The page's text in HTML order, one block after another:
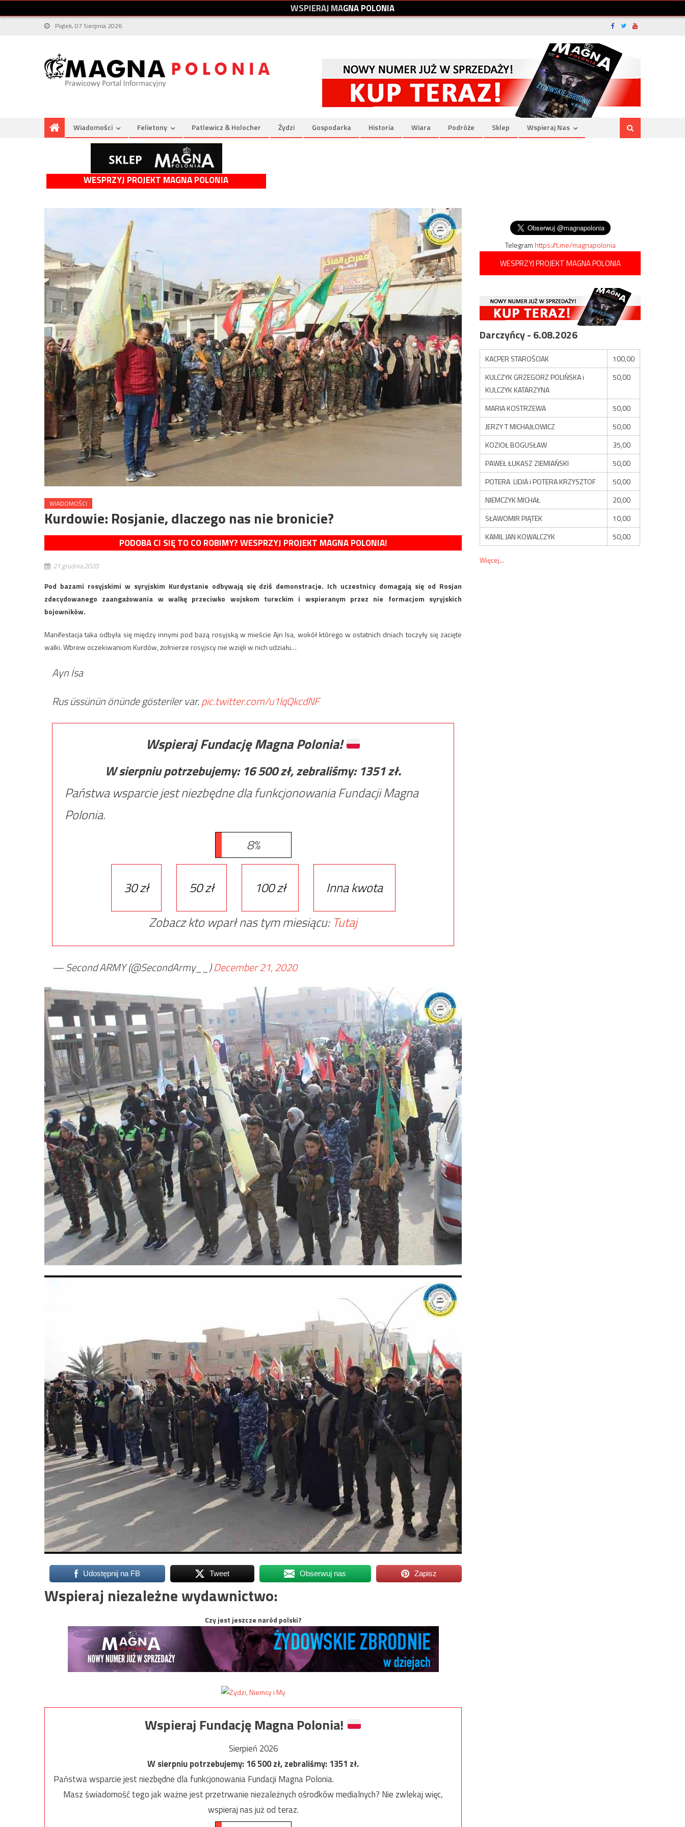
WSPIERAJMAGNAPOLONIA
Piątek, 07 Sierpnia 2026
Wiadomości Felietony Patlewicz & Holocher Żydzi Gospodarka Historia Wiara Podróże Sklep Wspieraj Nas
WESPRZYJ PROJEKT MAGNA POLONIA
WIADOMOŚCI
Kurdowie: Rosjanie, dlaczego nas nie bronicie?
PODOBA CI SIĘ TO CO ROBIMY? WESPRZYJ PROJEKT MAGNA POLONIA!
21 grudnia 2020
Pod bazami rosyjskimi w syryjskim Kurdystanie odbywają się dziś demonstracje. Ich uczestnicy domagają się od Rosjan
zdecydowanego zaangażowania w walkę przeciwko wojskom tureckim i wspieranym przez nie formacjom syryjskich
bojowników.
Manifestacja taka odbyła się między innymi pod bazą rosyjską w mieście Ajn Isa, wokół którego w ostatnich dniach toczyły się zacięte
walki. Wbrew oczekiwaniom Kurdów, żołnierze rosyjscy nie wzięli w nich udziału…
Ayn İsa
Rus üssünün önünde gösteriler var.pic.twitter.com/u1lqQkcdNF
Wspieraj Fundację Magna Polonia!
W sierpniu potrzebujemy: 16 500zł, zebraliśmy: 1351zł.
Państwa wsparcie jest niezbędne dla funkcjonowania Fundacji Magna
Polonia.
8%
30 zł 50 zł 100 zł
Inna kwota
Zobacz kto wparł nas tym miesiącu: Tutaj
— Second ARMY (@SecondArmy__)December 21, 2020
Udostępnij na FB Tweet Obserwuj nas Zapisz
Wspieraj niezależne wydawnictwo:
Czy jest jeszcze naród polski?
Wspieraj Fundację Magna Polonia!
Sierpień 2026
W sierpniu potrzebujemy:16 500zł, zebraliśmy:1351 zł.
Państwa wsparcie jest niezbędne dla funkcjonowania Fundacji Magna Polonia.
Masz świadomość tego jak ważne jest przetrwanie niezależnych ośrodków medialnych? Nie zwlekaj więc,
wspieraj nas już od teraz.
Telegramhttps://t.me/magnapolonia
WESPRZYJ PROJEKT MAGNA POLONIA
Darczyńcy - 6.08.2026
KACPER STAROŚCIAK
100,00
KULCZYK GRZEGORZ POLIŃSKA i
KULCZYK KATARZYNA
50,00
MARIA KOSTRZEWA
50,00
JERZY T MICHAJŁOWICZ
50,00
KOZIOŁ BOGUSŁAW
35,00
PAWEŁ ŁUKASZ ZIEMIAŃSKI
50,00
POTERA LIDIA i POTERA KRZYSZTOF
50,00
NIEMCZYK MICHAŁ
20,00
SŁAWOMIR PIĄTEK
10,00
KAMIL JAN KOWALCZYK
50,00
Więcej...